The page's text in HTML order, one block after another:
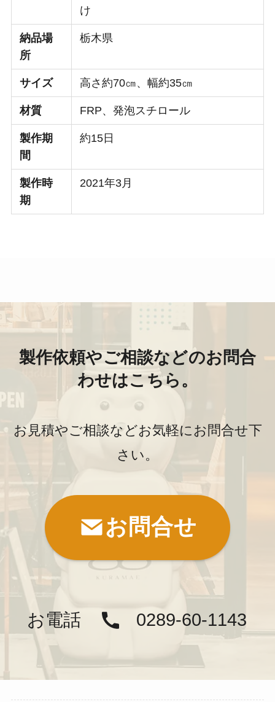
け
納品場
所
栃木県
サイズ 高さ約70㎝、幅約35㎝
材質 FRP、発泡スチロール
製作期
間
約15日
製作時
期
2021年3月
製作依頼やご相談などのお問合
わせはこちら。
お見積やご相談などお気軽にお問合せ下
さい。
お問合せ
お電話 0289-60-1143